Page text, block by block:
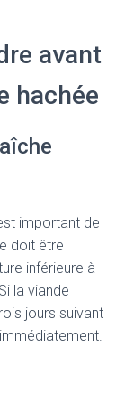
avant
hachée
important de
doit être
inférieure à
la viande
jours suivant